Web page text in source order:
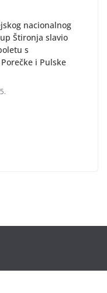
nacionalnog
Štironja slavio
s
i Pulske